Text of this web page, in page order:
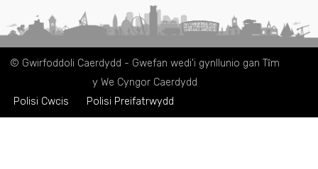
© Gwirfoddoli Caerdydd - Gwefan wedi'i gynllunio gan Tȋm
y We Cyngor Caerdydd
Polisi Cwcis
Polisi Preifatrwydd